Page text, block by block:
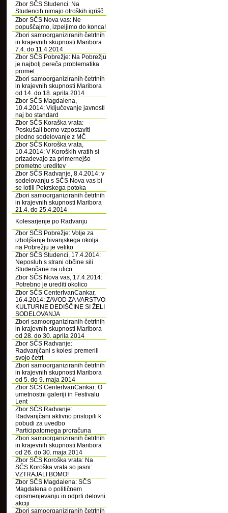
Zbor SČS Studenci: Na
Studencih nimajo otroških igrišč
Zbor SČS Nova vas: Ne
popuščajmo, izpeljimo do konca!
Zbori samoorganiziranih četrtnih
in krajevnih skupnosti Maribora
7.4. do 11.4.2014
Zbor SČS Pobrežje: Na Pobrežju
je najbolj pereča problematika
promet
Zbori samoorganiziranih četrtnih
in krajevnih skupnosti Maribora
od 14. do 18. aprila 2014
Zbor SČS Magdalena,
10.4.2014: Vključevanje javnosti
naj bo standard
Zbor SČS Koraška vrata:
Poskušali bomo vzpostaviti
plodno sodelovanje z MČ
Zbor SČS Koroška vrata,
10.4.2014: V Koroških vratih si
prizadevajo za primernejšo
prometno ureditev
Zbor SČS Radvanje, 8.4.2014: v
sodelovanju s SČS Nova vas bi
se lotili Pekrskega potoka
Zbori samoorganiziranih četrtnih
in krajevnih skupnosti Maribora
21.4. do 25.4.2014
Kolesarjenje po Radvanju
Zbor SČS Pobrežje: Volje za
izboljšanje bivanjskega okolja
na Pobrežju je veliko
Zbor SČS Studenci, 17.4.2014:
Neposluh s strani občine sili
Studenčane na ulico
Zbor SČS Nova vas, 17.4.2014:
Potrebno je urediti okolico
Zbor SČS CenterIvanCankar,
16.4.2014: ZAVOD ZA VARSTVO
KULTURNE DEDIŠČINE SI ŽELI
SODELOVANJA
Zbori samoorganiziranih četrtnih
in krajevnih skupnosti Maribora
od 28. do 30. aprila 2014
Zbor SČS Radvanje:
Radvanjčani s kolesi premerili
svojo četrt
Zbori samoorganiziranih četrtnih
in krajevnih skupnosti Maribora
od 5. do 9. maja 2014
Zbor SČS CenterIvanCankar: O
umetnostni galeriji in Festivalu
Lent
Zbor SČS Radvanje:
Radvanjčani aktivno pristopili k
pobudi za uvedbo
Participatornega proračuna
Zbori samoorganiziranih četrtnih
in krajevnih skupnosti Maribora
od 26. do 30. maja 2014
Zbor SČS Koroška vrata: Na
SČS Koroška vrata so jasni:
VZTRAJALI BOMO!
Zbor SČS Magdalena: SČS
Magdalena o političnem
opismenjevanju in odprti delovni
akciji
Zbori samoorganiziranih četrtnih